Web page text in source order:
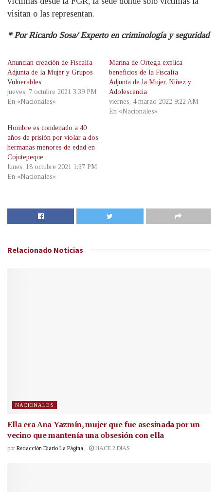
visitan o las representan.
* Por Ricardo Sosa/ Experto en criminología y seguridad
Anuncian creación de Fiscalía
Adjunta de la Mujer y Grupos
Vulnerables
jueves, 7 octubre 2021 3:39 PM
En «Nacionales»
Marina de Ortega explica
beneficios de la Fiscalía
Adjunta de la Mujer, Niñez y
Adolescencia
viernes, 4 marzo 2022 9:22 AM
En «Nacionales»
Hombre es condenado a 40
años de prisión por violar a dos
hermanas menores de edad en
Cojutepeque
lunes, 18 octubre 2021 1:37 PM
En «Nacionales»
Relacionado Noticias
NACIONALES
Ella era Ana Yazmín, mujer que fue asesinada por un
vecino que mantenía una obsesión con ella
por Redacción Diario La Página HACE 2 DÍAS